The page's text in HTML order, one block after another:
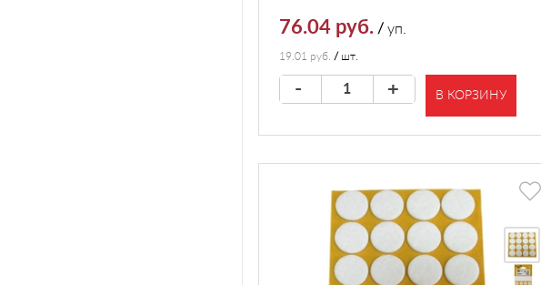
76.04 руб./ уп.
19.01 руб. / шт.
- + В КОРЗИНУ